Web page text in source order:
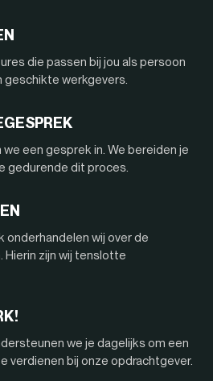
die passen bij jou als persoon
geschikte werkgevers.
een gesprek in. We bereiden je
gedurende dit proces.
onderhandelen wij over de
Hierin zijn wij tenslotte
we je dagelijks om een
verdienen bij onze opdrachtgever.